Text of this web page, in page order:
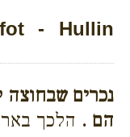
- Hullin
נכרים שבחוצה
הם . הלכך